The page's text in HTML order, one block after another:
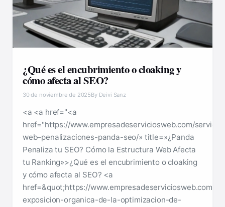
¿Qué es el encubrimiento o cloaking y
cómo afecta al SEO?
30 de noviembre de 2025By Deivi Sanz
<a <a href="<a
href="https://www.empresadeserviciosweb.com/
web–penalizaciones-panda-seo/» title=»¿Panda
Penaliza tu SEO? Cómo la Estructura Web Afecta
tu Ranking»>¿Qué es el encubrimiento o cloaking
y cómo afecta al SEO? <a
href=&quot;https://www.empresadeserviciosweb.com/
exposicion-organica-de-la-optimizacion-de-